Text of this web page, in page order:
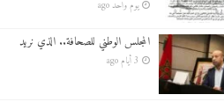
يوم واحد ago
المجلس الوطني للصحافة.. الذي نريد
3 أيام ago